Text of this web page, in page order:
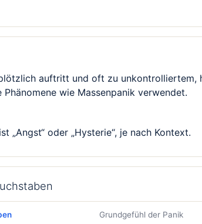
auftritt und oft zu
wie Massenpanik verwendet.
„Angst“ oder „Hysterie“, je nach Kontext.
Grundgefühl der Panik